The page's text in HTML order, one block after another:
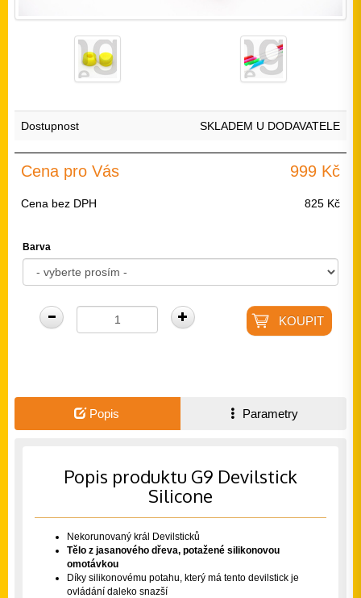
Dostupnost SKLADEM U DODAVATELE
Cena pro Vás 999 Kč
Cena bez DPH 825 Kč
Barva
Popis Parametry
Popis produktu G9 Devilstick
Silicone
Nekorunovaný král Devilsticků
Tělo z jasanového dřeva, potažené silikonovou
omotávkou
Díky silikonovému potahu, který má tento devilstick je
ovládání daleko snazší